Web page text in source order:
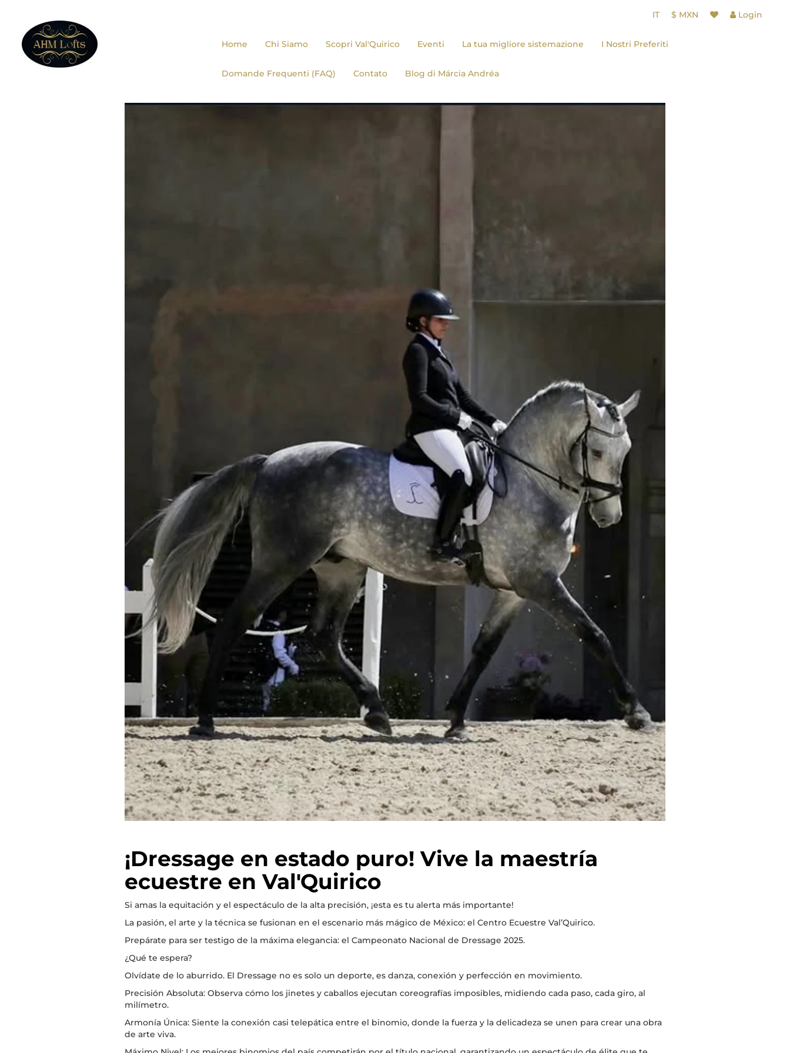
IT $ MXN Login
Home Chi Siamo Scopri Val'Quirico Eventi La tua migliore sistemazione I Nostri Preferiti
Domande Frequenti (FAQ) Contato Blog di Márcia Andréa
¡Dressage en estado puro! Vive la maestría
ecuestre en Val'Quirico
Si amas la equitación y el espectáculo de la alta precisión, ¡esta es tu alerta más importante!
La pasión, el arte y la técnica se fusionan en el escenario más mágico de México: el Centro Ecuestre Val’Quirico.
Prepárate para ser testigo de la máxima elegancia: el Campeonato Nacional de Dressage 2025.
¿Qué te espera?
Olvídate de lo aburrido. El Dressage no es solo un deporte, es danza, conexión y perfección en movimiento.
Precisión Absoluta: Observa cómo los jinetes y caballos ejecutan coreografías imposibles, midiendo cada paso, cada giro, al
milímetro.
Armonía Única: Siente la conexión casi telepática entre el binomio, donde la fuerza y la delicadeza se unen para crear una obra
de arte viva.